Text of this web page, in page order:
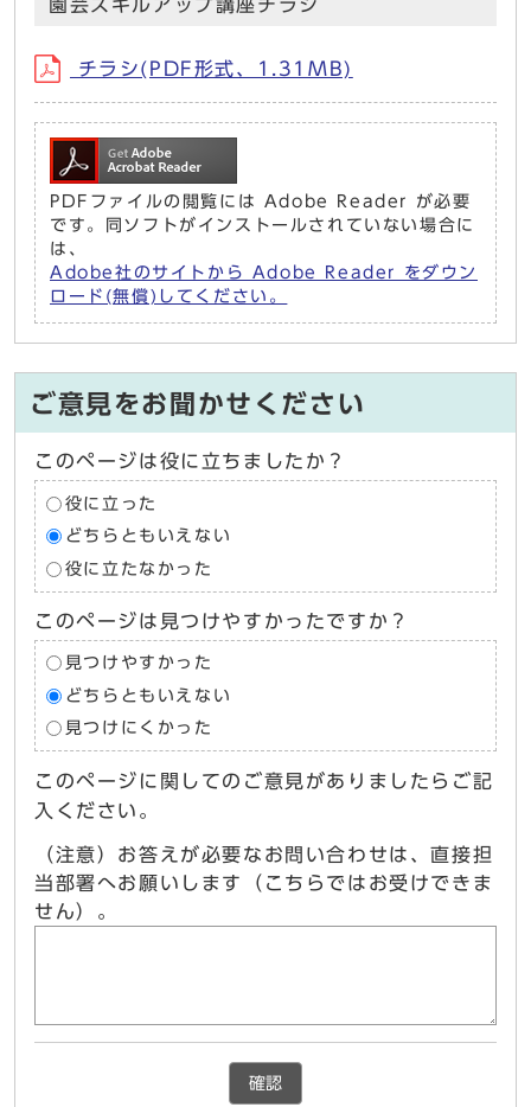
園芸スキルアップ講座チラシ
チラシ(PDF形式、1.31MB)
PDFファイルの閲覧には Adobe Reader が必要
です。同ソフトがインストールされていない場合に
は、
Adobe社のサイトから Adobe Reader をダウン
ロード(無償)してください。
ご意見をお聞かせください
このページは役に立ちましたか？
役に立った
どちらともいえない
役に立たなかった
このページは見つけやすかったですか？
見つけやすかった
どちらともいえない
見つけにくかった
このページに関してのご意見がありましたらご記
入ください。
（注意）お答えが必要なお問い合わせは、直接担
当部署へお願いします（こちらではお受けできま
せん）。
確認